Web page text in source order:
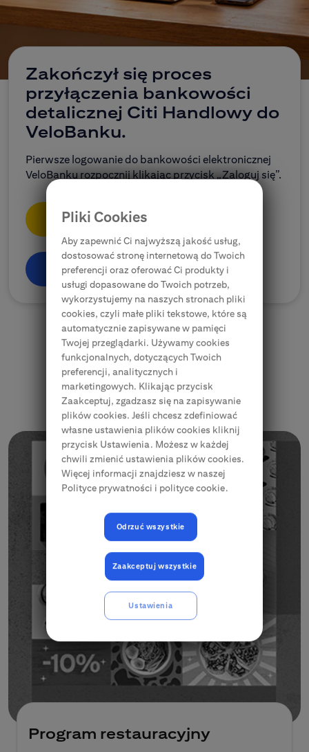
Ubezpieczenia
E-bankowość
Zakończył się proces
przyłączenia bankowości
detalicznej Citi Handlowy do
VeloBanku.
Pierwsze logowanie do bankowości elektronicznej
VeloBanku rozpocznij klikając przycisk „Zaloguj się”.
Zaloguj się
Dowiedz się więcej
Najnowsze korzyści!
Program restauracyjny
Pliki Cookies
Aby zapewnić Ci najwyższą jakość usług,
dostosować stronę internetową do Twoich
preferencji oraz oferować Ci produkty i
usługi dopasowane do Twoich potrzeb,
wykorzystujemy na naszych stronach pliki
cookies, czyli małe pliki tekstowe, które są
automatycznie zapisywane w pamięci
Twojej przeglądarki. Używamy cookies
funkcjonalnych, dotyczących Twoich
preferencji, analitycznych i
marketingowych. Klikając przycisk
Zaakceptuj, zgadzasz się na zapisywanie
plików cookies. Jeśli chcesz zdefiniować
własne ustawienia plików cookies kliknij
przycisk Ustawienia. Możesz w każdej
chwili zmienić ustawienia plików cookies.
Więcej informacji znajdziesz w naszej
Polityce prywatności i polityce cookie.
Odrzuć wszystkie
Zaakceptuj wszystkie
Ustawienia